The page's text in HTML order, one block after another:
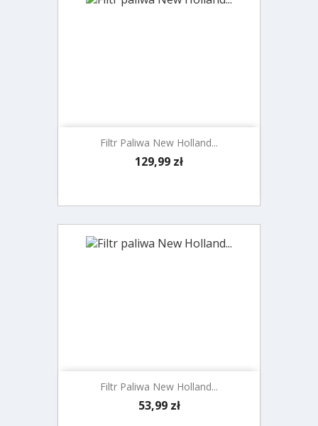
Filtr Paliwa New Holland...
Cena
129,99 zł
Filtr Paliwa New Holland...
Cena
53,99 zł